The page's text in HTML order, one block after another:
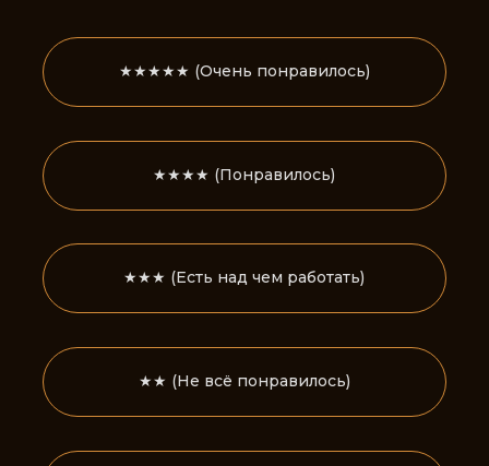
★★★★ (Понравилось)
★★ (Не всё понравилось)
★ (Не понравилось)